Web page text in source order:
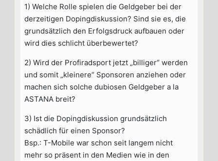
1) Welche Rolle spielen die Geldgeber bei der
derzeitigen Dopingdiskussion? Sind sie es, die
grundsätzlich den Erfolgsdruck aufbauen oder
wird dies schlicht überbewertet?
2) Wird der Profiradsport jetzt „billiger“ werden
und somit „kleinere“ Sponsoren anziehen oder
machen sich solche dubiosen Geldgeber a la
ASTANA breit?
3) Ist die Dopingdiskussion grundsätzlich
schädlich für einen Sponsor?
Bsp.: T-Mobile war schon seit langem nicht
mehr so präsent in den Medien wie in den